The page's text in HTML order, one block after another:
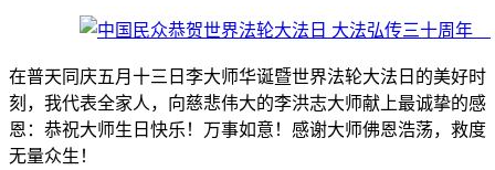
在普天同庆五月十三日李大师华诞暨世界法轮大法日的美好时
刻，我代表全家人，向慈悲伟大的李洪志大师献上最诚挚的感
恩：恭祝大师生日快乐！万事如意！感谢大师佛恩浩荡，救度
无量众生！